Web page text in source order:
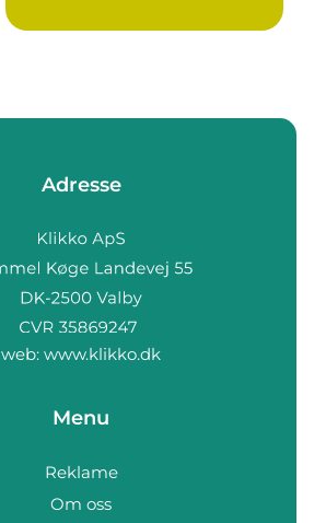
Adresse
web: www.klikko.dk
Menu
Reklame
Om oss